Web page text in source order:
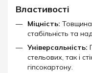
Властивості
Міцність: Товщина
стабільність та
Універсальність:
стельових, так і
гіпсокартону.